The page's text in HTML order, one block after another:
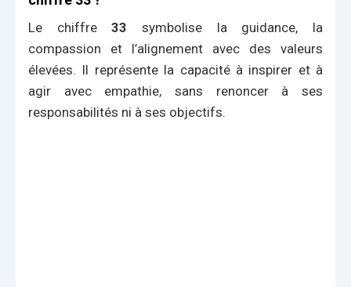
Le chiffre33 symbolise la guidance, la
compassion et l’alignement avec des valeurs
élevées. Il représente la capacité à inspirer et à
agir avec empathie, sans renoncer à ses
responsabilités ni à ses objectifs.